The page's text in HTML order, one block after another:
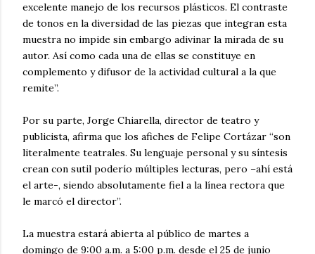
excelente manejo de los recursos plásticos. El contraste
de tonos en la diversidad de las piezas que integran esta
muestra no impide sin embargo adivinar la mirada de su
autor. Así como cada una de ellas se constituye en
complemento y difusor de la actividad cultural a la que
remite”.
Por su parte, Jorge Chiarella, director de teatro y
publicista, afirma que los afiches de Felipe Cortázar “son
literalmente teatrales. Su lenguaje personal y su síntesis
crean con sutil poderío múltiples lecturas, pero –ahí está
el arte-, siendo absolutamente fiel a la línea rectora que
le marcó el director”.
La muestra estará abierta al público de martes a
domingo de 9:00 a.m. a 5:00 p.m. desde el 25 de junio